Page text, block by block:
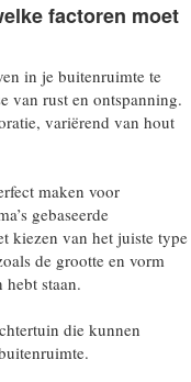
factoren moet
in je buitenruimte te
van rust en ontspanning.
variërend van hout
maken voor
gebaseerde
kiezen van het juiste type
de grootte en vorm
staan.
die kunnen